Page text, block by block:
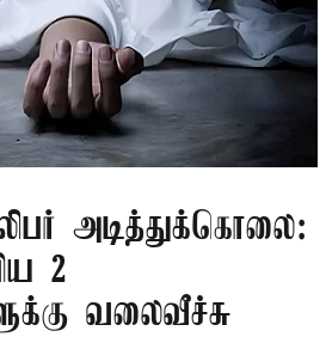
அடித்துக்கொலை:
2
வலைவீச்சு